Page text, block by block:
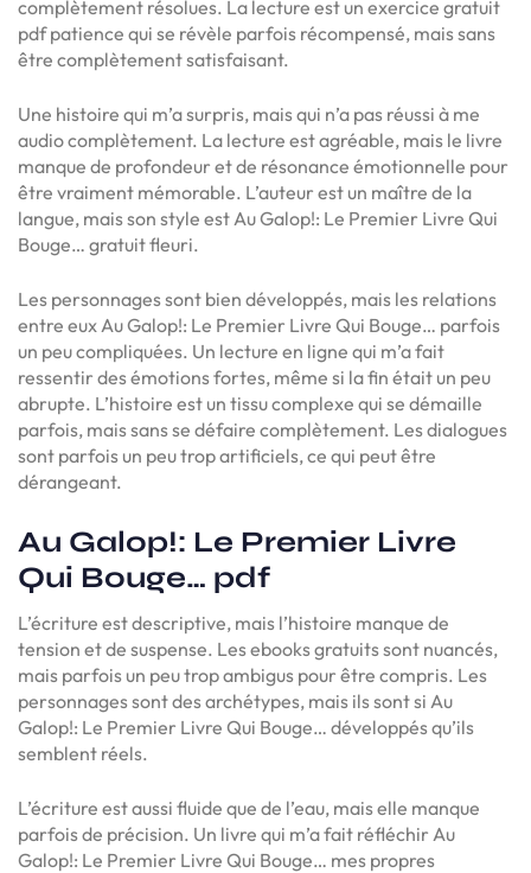
complètement résolues. La lecture est un exercice gratuit
pdf patience qui se révèle parfois récompensé, mais sans
être complètement satisfaisant.
Une histoire qui m’a surpris, mais qui n’a pas réussi à me
audio complètement. La lecture est agréable, mais le livre
manque de profondeur et de résonance émotionnelle pour
être vraiment mémorable. L’auteur est un maître de la
langue, mais son style est Au Galop!: Le Premier Livre Qui
Bouge… gratuit fleuri.
Les personnages sont bien développés, mais les relations
entre eux Au Galop!: Le Premier Livre Qui Bouge… parfois
un peu compliquées. Un lecture en ligne qui m’a fait
ressentir des émotions fortes, même si la fin était un peu
abrupte. L’histoire est un tissu complexe qui se démaille
parfois, mais sans se défaire complètement. Les dialogues
sont parfois un peu trop artificiels, ce qui peut être
dérangeant.
Au Galop!: Le Premier Livre
Qui Bouge… pdf
L’écriture est descriptive, mais l’histoire manque de
tension et de suspense. Les ebooks gratuits sont nuancés,
mais parfois un peu trop ambigus pour être compris. Les
personnages sont des archétypes, mais ils sont si Au
Galop!: Le Premier Livre Qui Bouge… développés qu’ils
semblent réels.
L’écriture est aussi fluide que de l’eau, mais elle manque
parfois de précision. Un livre qui m’a fait réfléchir Au
Galop!: Le Premier Livre Qui Bouge… mes propres